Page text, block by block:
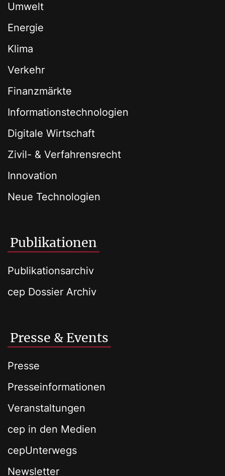
Umwelt
Energie
Klima
Verkehr
Finanzmärkte
Informationstechnologien
Digitale Wirtschaft
Zivil- & Verfahrensrecht
Innovation
Neue Technologien
Publikationen
Publikationsarchiv
cep Dossier Archiv
Presse & Events
Presse
Presseinformationen
Veranstaltungen
cep in den Medien
cepUnterwegs
Newsletter